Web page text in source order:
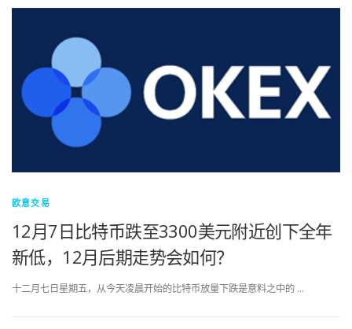
欧意交易
12月7日比特币跌至3300美元附近创下全年
新低，12月后期走势会如何？
十二月七日星期五，从今天凌晨开始的比特币放量下跌是意料之中的 …